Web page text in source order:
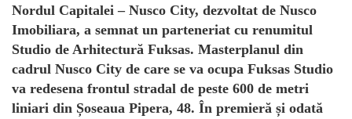
Nordul Capitalei – Nusco City, dezvoltat de Nusco
Imobiliara, a semnat un parteneriat cu renumitul
Studio de Arhitectură Fuksas. Masterplanul din
cadrul Nusco City de care se va ocupa Fuksas Studio
va redesena frontul stradal de peste 600 de metri
liniari din Șoseaua Pipera, 48. În premieră și odată